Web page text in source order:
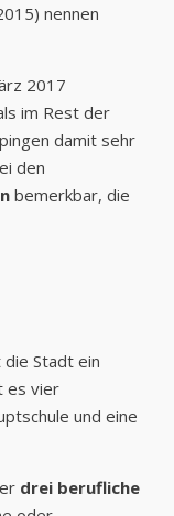
nennen
2017
im Rest der
damit sehr
den
bemerkbar, die
Stadt ein
es vier
und eine
drei berufliche